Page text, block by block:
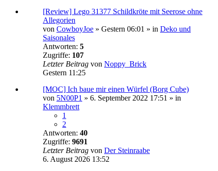
[Review] Lego 31377 Schildkröte mit Seerose ohne
Allegorien
von CowboyJoe » Gestern 06:01 » in Deko und
Saisonales
Antworten: 5
Zugriffe: 107
Letzter Beitrag von Noppy_Brick
Gestern 11:25
[MOC] Ich baue mir einen Würfel (Borg Cube)
von 5N00P1 » 6. September 2022 17:51 » in
Klemmbrett
1
2
Antworten: 40
Zugriffe: 9691
Letzter Beitrag von Der Steinraabe
6. August 2026 13:52